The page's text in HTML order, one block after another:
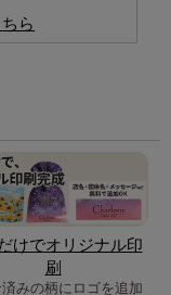
ら
けでオリジナル印
刷
みの柄にロゴを追加